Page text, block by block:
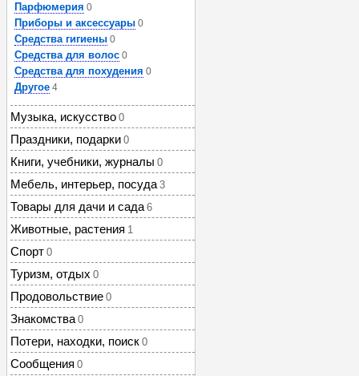
Парфюмерия 0
Приборы и аксессуары 0
Средства гигиены 0
Средства для волос 0
Средства для похудения 0
Другое 4
Музыка, искусство 0
Праздники, подарки 0
Книги, учебники, журналы 0
Мебель, интерьер, посуда 3
Товары для дачи и сада 6
Животные, растения 1
Спорт 0
Туризм, отдых 0
Продовольствие 0
Знакомства 0
Потери, находки, поиск 0
Сообщения 0